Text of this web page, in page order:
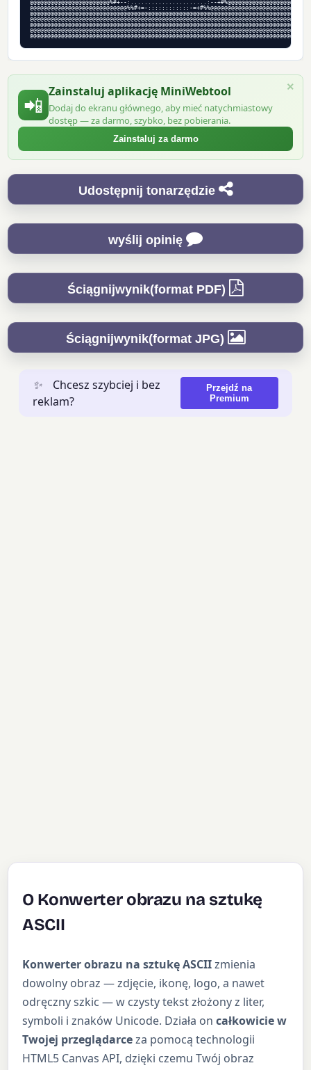
@@@@@@@@@@@@@@@@@@@@@@@%#+--:......................:--+#%@@@@@@@@@@@@@@@@@@@@@@@
@@@@@@@@@@@@@@@@@@@@@@@@@@@@%%#+=-::::::::::::-=+#%%@@@@@@@@@@@@@@@@@@@@@@@@@@@@
@@@@@@@@@@@@@@@@@@@@@@@@@@@@@@@@@@@@@@@@@@@@@@@@@@@@@@@@@@@@@@@@@@@@@@@@@@@@@@@@
@@@@@@@@@@@@@@@@@@@@@@@@@@@@@@@@@@@@@@@@@@@@@@@@@@@@@@@@@@@@@@@@@@@@@@@@@@@@@@@@
@@@@@@@@@@@@@@@@@@@@@@@@@@@@@@@@@@@@@@@@@@@@@@@@@@@@@@@@@@@@@@@@@@@@@@@@@@@@@@@@
@@@@@@@@@@@@@@@@@@@@@@@@@@@@@@@@@@@@@@@@@@@@@@@@@@@@@@@@@@@@@@@@@@@@@@@@@@@@@@@@
@@@@@@@@@@@@@@@@@@@@@@@@@@@@@@@@@@@@@@@@@@@@@@@@@@@@@@@@@@@@@@@@@@@@@@@@@@@@@@@@
📲
Zainstaluj aplikację MiniWebtool
Dodaj do ekranu głównego, aby mieć natychmiastowy
dostęp — za darmo, szybko, bez pobierania.
Zainstaluj za darmo
×
Udostępnij tonarzędzie
wyślij opinię
Ściągnijwynik(format PDF)
Ściągnijwynik(format JPG)
✨
Chcesz szybciej i bez
reklam?
Przejdź na
Premium
O Konwerter obrazu na sztukę
ASCII
Konwerter obrazu na sztukę ASCIIzmienia
dowolny obraz — zdjęcie, ikonę, logo, a nawet
odręczny szkic — w czysty tekst złożony z liter,
symboli i znaków Unicode. Działa oncałkowicie w
Twojej przeglądarceza pomocą technologii
HTML5 Canvas API, dzięki czemu Twój obraz